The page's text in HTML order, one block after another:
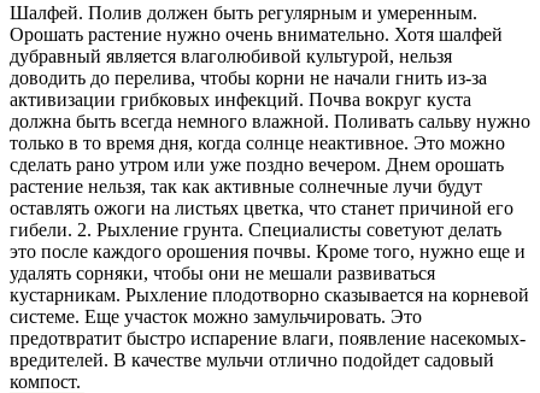
Шалфей. Полив должен быть регулярным и умеренным.
Орошать растение нужно очень внимательно. Хотя шалфей
дубравный является влаголюбивой культурой, нельзя
доводить до перелива, чтобы корни не начали гнить из-за
активизации грибковых инфекций. Почва вокруг куста
должна быть всегда немного влажной. Поливать сальву нужно
только в то время дня, когда солнце неактивное. Это можно
сделать рано утром или уже поздно вечером. Днем орошать
растение нельзя, так как активные солнечные лучи будут
оставлять ожоги на листьях цветка, что станет причиной его
гибели. 2. Рыхление грунта. Специалисты советуют делать
это после каждого орошения почвы. Кроме того, нужно еще и
удалять сорняки, чтобы они не мешали развиваться
кустарникам. Рыхление плодотворно сказывается на корневой
системе. Еще участок можно замульчировать. Это
предотвратит быстро испарение влаги, появление насекомых-
вредителей. В качестве мульчи отлично подойдет садовый
компост.